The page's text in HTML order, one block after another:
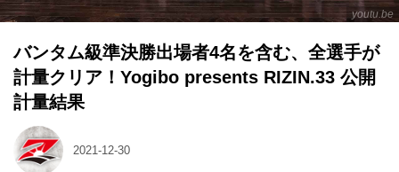
youtu.be
バンタム級準決勝出場者4名を含む、全選手が
計量クリア！Yogibo presents RIZIN.33 公開
計量結果
2021-12-30